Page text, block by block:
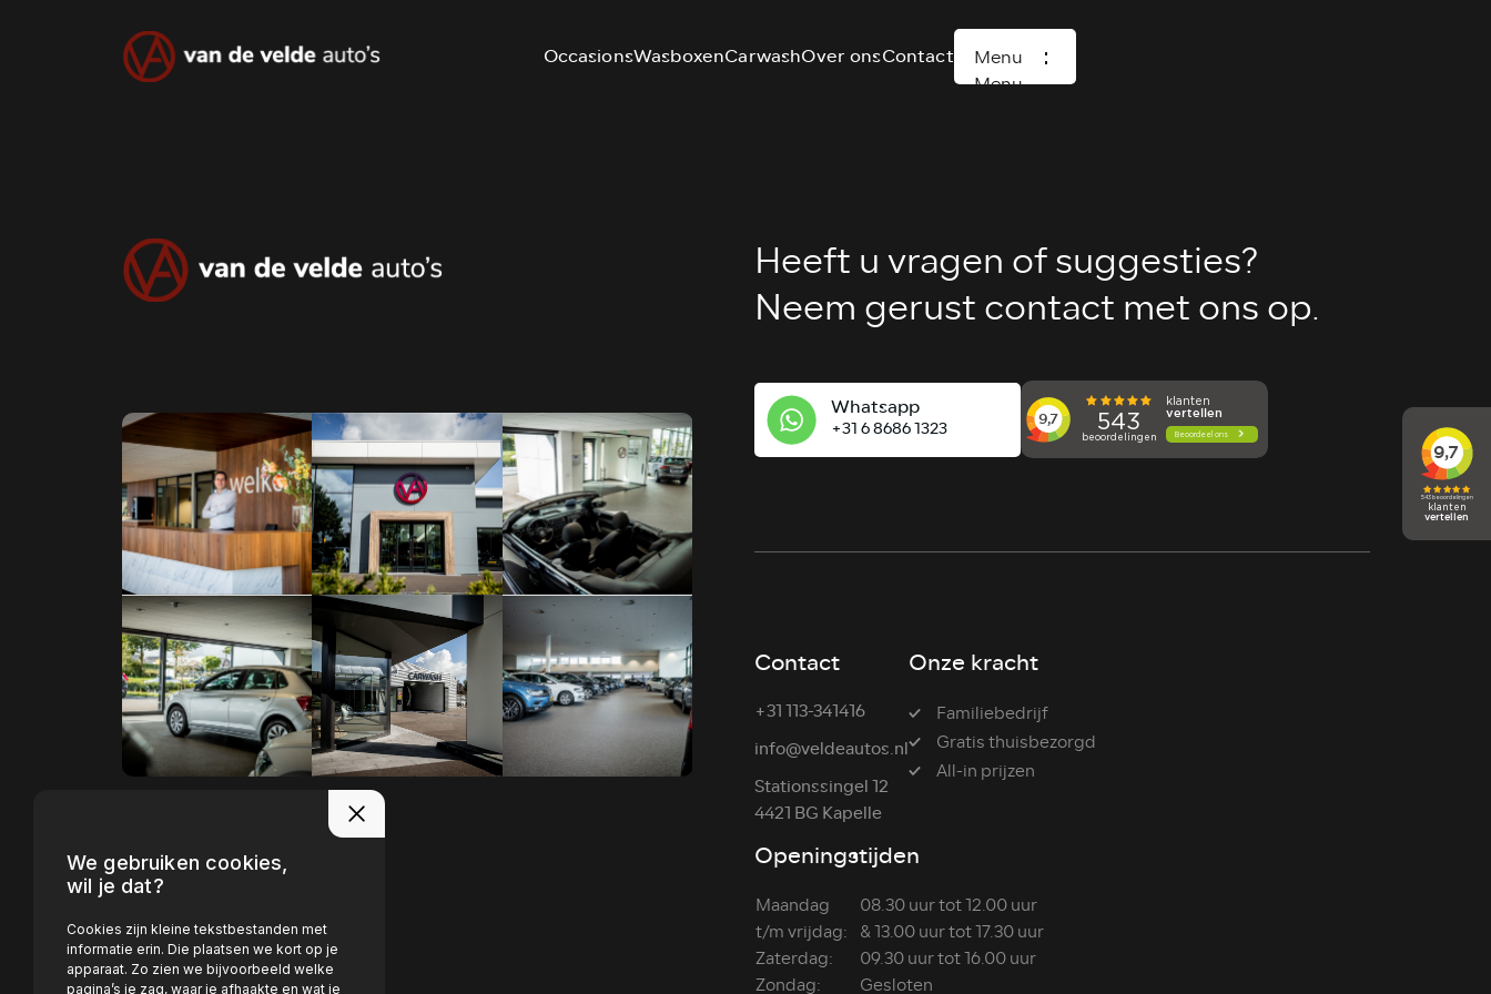
OccasionsWasboxenCarwashOver onsContact
Menu
Menu
Diensten
Vacature
Contact
Wasboxen
Heeft u vragen of suggesties?
Neem gerust contact met ons op.
Whatsapp
+31 6 8686 1323
Contact
+31 113-341416
info@veldeautos.nl
Stationssingel 12
4421 BG Kapelle
Onze kracht
Familiebedrijf
Gratis thuisbezorgd
All-in prijzen
Openingstijden
Maandag
08.30 uur tot 12.00 uur
t/m vrijdag: & 13.00 uur tot 17.30 uur
Zaterdag:
09.30 uur tot 16.00 uur
Zondag:
Gesloten
We gebruiken cookies,
wil je dat?
Cookies zijn kleine tekstbestanden met
informatie erin. Die plaatsen we kort op je
apparaat. Zo zien we bijvoorbeeld welke
pagina’s je zag, waar je afhaakte en wat je